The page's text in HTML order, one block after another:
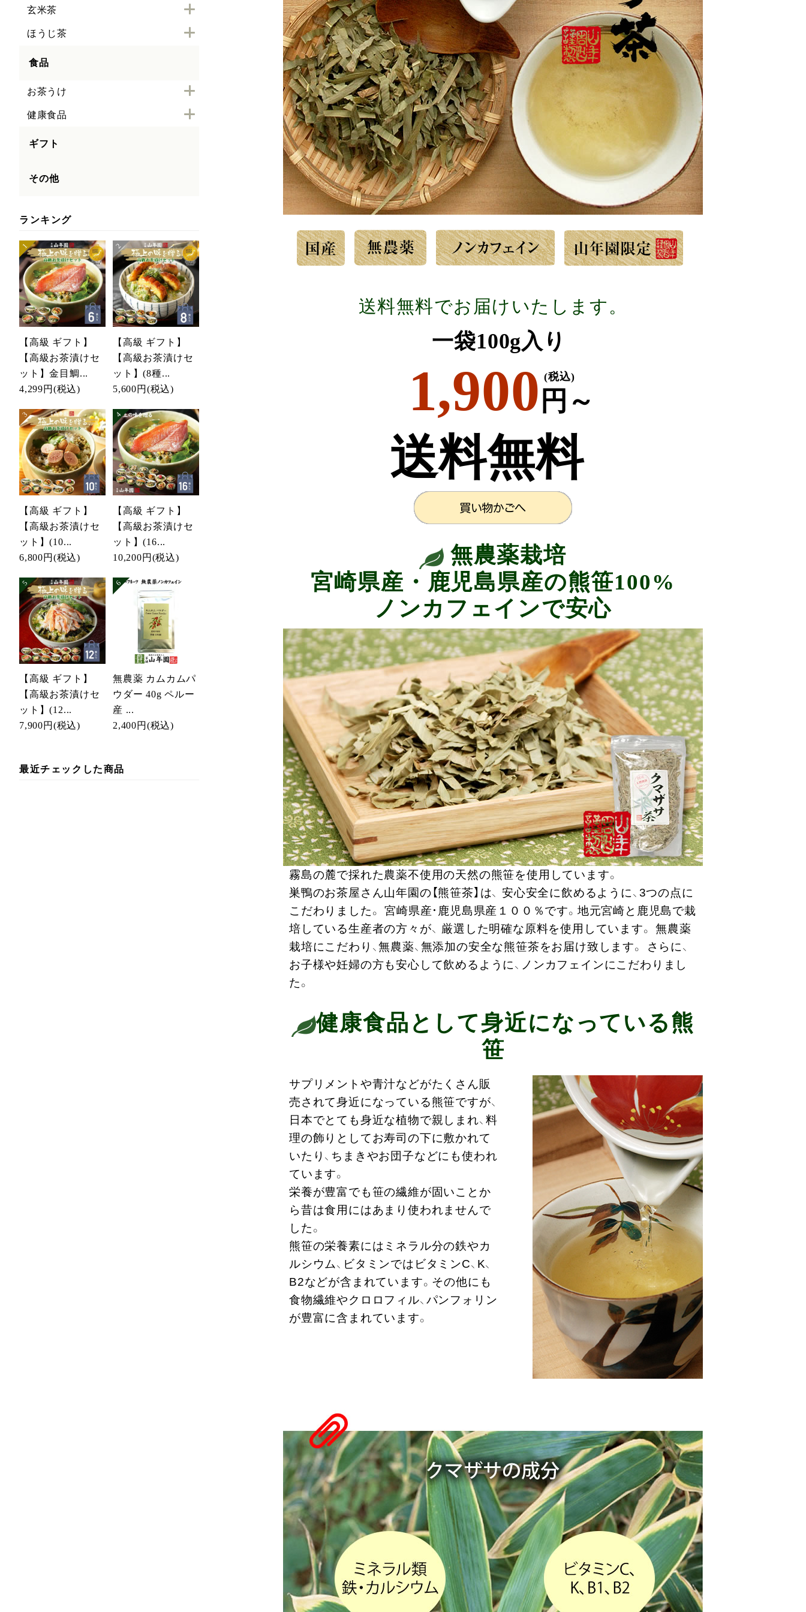
玄米茶
ほうじ茶
食品
お茶うけ
健康食品
ギフト
その他
ランキング
【高級 ギフト】
【高級お茶漬けセ
ット】金目鯛...
4,299円 (税込)
【高級 ギフト】
【高級お茶漬けセ
ット】(8種...
5,600円 (税込)
【高級 ギフト】
【高級お茶漬けセ
ット】(10...
6,800円 (税込)
【高級 ギフト】
【高級お茶漬けセ
ット】(16...
10,200円 (税込)
【高級 ギフト】
【高級お茶漬けセ
ット】(12...
7,900円 (税込)
無農薬 カムカムパ
ウダー 40g ペルー
産 ...
2,400円 (税込)
最近チェックした商品
送料無料でお届けいたします。
一袋100g入り
1,900 円～
(税込)
送料無料
無農薬栽培
宮崎県産・鹿児島県産の熊笹100%
ノンカフェインで安心
霧島の麓で採れた農薬不使用の天然の熊笹を使用しています。
巣鴨のお茶屋さん山年園の【熊笹茶】は、 安心安全に飲めるように、3つの点に
こだわりました。 宮崎県産・鹿児島県産１００％です。地元宮崎と鹿児島で栽
培している生産者の方々が、 厳選した明確な原料を使用しています。 無農薬
栽培にこだわり、無農薬、無添加の安全な熊笹茶をお届け致します。 さらに、
お子様や妊婦の方も安心して飲めるように、ノンカフェインにこだわりまし
た。
健康食品として身近になっている熊
笹
サプリメントや青汁などがたくさん販
売されて身近になっている熊笹ですが、
日本でとても身近な植物で親しまれ、料
理の飾りとしてお寿司の下に敷かれて
いたり、ちまきやお団子などにも使われ
ています。
栄養が豊富でも笹の繊維が固いことか
ら昔は食用にはあまり使われませんで
した。
熊笹の栄養素にはミネラル分の鉄やカ
ルシウム、ビタミンではビタミンC、K、
B2などが含まれています。その他にも
食物繊維やクロロフィル、パンフォリン
が豊富に含まれています。